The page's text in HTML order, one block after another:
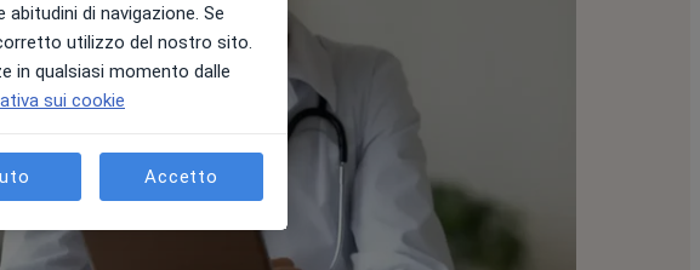
di navigazione. Se
utilizzo del nostro sito.
in qualsiasi momento dalle
sui cookie
Accetto